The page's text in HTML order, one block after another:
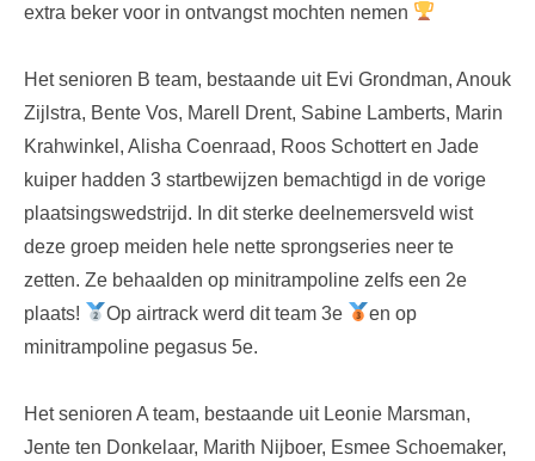
extra beker voor in ontvangst mochten nemen
Het senioren B team, bestaande uit Evi Grondman, Anouk
Zijlstra, Bente Vos, Marell Drent, Sabine Lamberts, Marin
Krahwinkel, Alisha Coenraad, Roos Schottert en Jade
kuiper hadden 3 startbewijzen bemachtigd in de vorige
plaatsingswedstrijd. In dit sterke deelnemersveld wist
deze groep meiden hele nette sprongseries neer te
zetten. Ze behaalden op minitrampoline zelfs een 2e
plaats!
Op airtrack werd dit team 3e
en op
minitrampoline pegasus 5e.
Het senioren A team, bestaande uit Leonie Marsman,
Jente ten Donkelaar, Marith Nijboer, Esmee Schoemaker,